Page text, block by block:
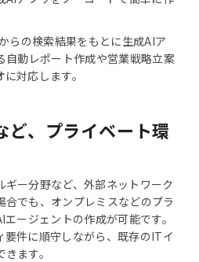
らの検索結果をもとに生成AIア
自動レポート作成や営業戦略立案
対応します。
ど、プライベート環
ー分野など、外部ネットワーク
でも、オンプレミスなどのプラ
ージェントの作成が可能です。
要件に順守しながら、既存のITイ
ます。